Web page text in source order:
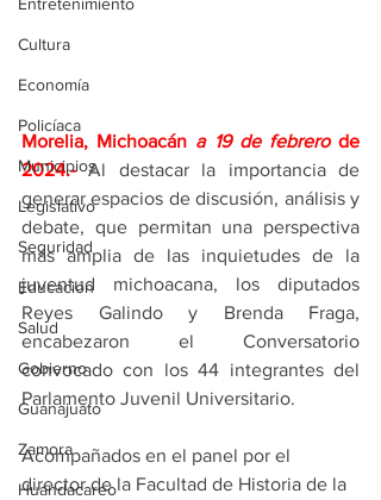
Cultura
Economía
Policíaca
Municipios
Legislativo
Seguridad
Educación
Salud
Gobierno
Guanajuato
Zamora
Huandacareo
Morelia, Michoacán a 19 de febrero de
2024.-
Al destacar la importancia de
generar espacios de discusión, análisis y
debate, que permitan una perspectiva
más amplia de las inquietudes de la
juventud michoacana, los diputados
Reyes Galindo y Brenda Fraga,
encabezaron el Conversatorio
convocado con los 44 integrantes del
Parlamento Juvenil Universitario.
Acompañados en el panel por el
director de la Facultad de Historia de la